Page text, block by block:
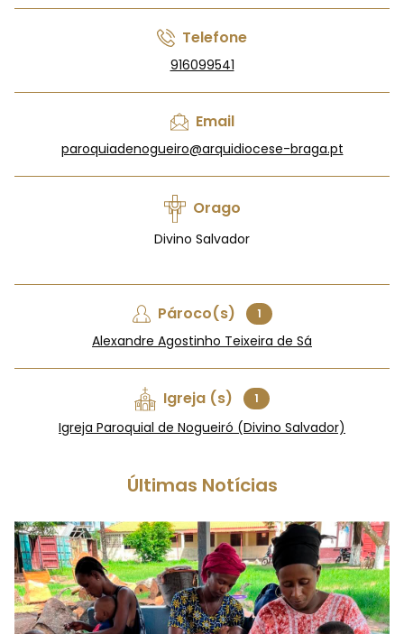
Telefone
916099541
Email
paroquiadenogueiro@arquidiocese-braga.pt
Orago
Divino Salvador
Pároco(s) 1
Alexandre Agostinho Teixeira de Sá
Igreja (s) 1
Igreja Paroquial de Nogueiró (Divino Salvador)
Últimas Notícias